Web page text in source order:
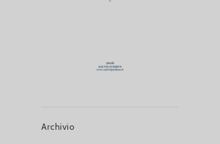
Archivio